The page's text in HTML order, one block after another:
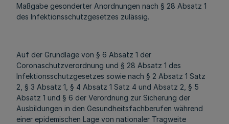
Maßgabe gesonderter Anordnungen nach § 28 Absatz 1
des Infektionsschutzgesetzes zulässig.
Auf der Grundlage von § 6 Absatz 1 der
Coronaschutzverordnung und § 28 Absatz 1 des
Infektionsschutzgesetzes sowie nach § 2 Absatz 1 Satz
2, § 3 Absatz 1, § 4 Absatz 1 Satz 4 und Absatz 2, § 5
Absatz 1 und § 6 der Verordnung zur Sicherung der
Ausbildungen in den Gesundheitsfachberufen während
einer epidemischen Lage von nationaler Tragweite